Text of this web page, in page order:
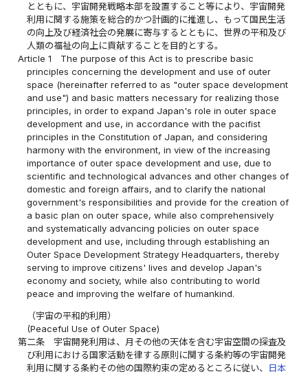
とともに、宇宙開発戦略本部を設置すること等により、宇宙開発
利用に関する施策を総合的かつ計画的に推進し、もって国民生活
の向上及び経済社会の発展に寄与するとともに、世界の平和及び
人類の福祉の向上に貢献することを目的とする。
Article 1
The purpose of this Act is to prescribe basic
principles concerning the development and use of outer
space (hereinafter referred to as "outer space development
and use") and basic matters necessary for realizing those
principles, in order to expand Japan's role in outer space
development and use, in accordance with the pacifist
principles in the Constitution of Japan, and considering
harmony with the environment, in view of the increasing
importance of outer space development and use, due to
scientific and technological advances and other changes of
domestic and foreign affairs, and to clarify the national
government's responsibilities and provide for the creation of
a basic plan on outer space, while also comprehensively
and systematically advancing policies on outer space
development and use, including through establishing an
Outer Space Development Strategy Headquarters, thereby
serving to improve citizens' lives and develop Japan's
economy and society, while also contributing to world
peace and improving the welfare of humankind.
（宇宙の平和的利用）
(Peaceful Use of Outer Space)
第二条
宇宙開発利用は、月その他の天体を含む宇宙空間の探査及
び利用における国家活動を律する原則に関する条約等の宇宙開発
利用に関する条約その他の国際約束の定めるところに従い、 日本